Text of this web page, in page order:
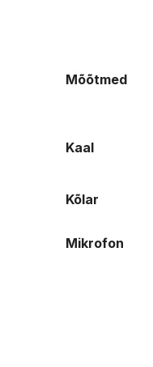
Mõõtmed
Kaal
Kõlar
Mikrofon